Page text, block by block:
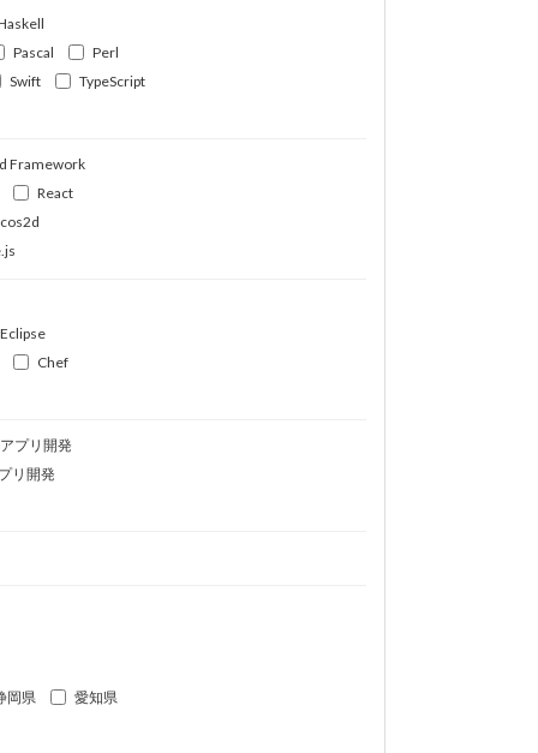
Pascal
Perl
Swift
TypeScript
Framework
React
Eclipse
Chef
プリ開発
リ開発
岡県
愛知県